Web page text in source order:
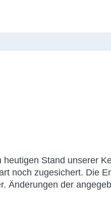
Stand unserer
noch zugesichert. Die
Änderungen der